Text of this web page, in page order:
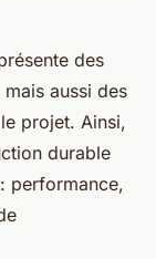
des
aussi des
projet. Ainsi,
durable
performance,